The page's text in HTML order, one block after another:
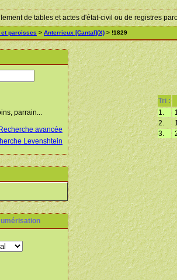
de tables et actes d'état-civil ou de registres
et paroisses > Anterrieux [Cantal](X) > !1829
parrain...
Recherche avancée
Levenshtein
Tri :
1.
2.
3.